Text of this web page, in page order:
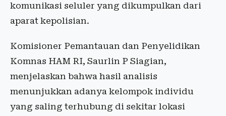
komunikasi seluler yang dikumpulkan dari
aparat kepolisian.
Komisioner Pemantauan dan Penyelidikan
Komnas HAM RI, Saurlin P Siagian,
menjelaskan bahwa hasil analisis
menunjukkan adanya kelompok individu
yang saling terhubung di sekitar lokasi